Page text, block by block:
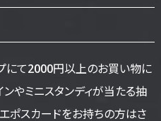
にて2000円以上のお買い物に
やミニスタンディが当たる抽
ポスカードをお持ちの方はさ